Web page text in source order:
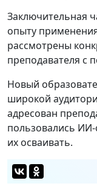
Заключительная
опыту
рассмотрены
преподавателя с
Новый
широкой
адресован
пользовались
их осваивать.